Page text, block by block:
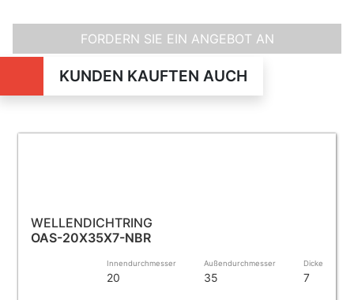
FORDERN SIE EIN ANGEBOT AN
KUNDEN KAUFTEN AUCH
WELLENDICHTRING
OAS-20X35X7-NBR
Innendurchmesser
20
Außendurchmesser
35
Dicke
7